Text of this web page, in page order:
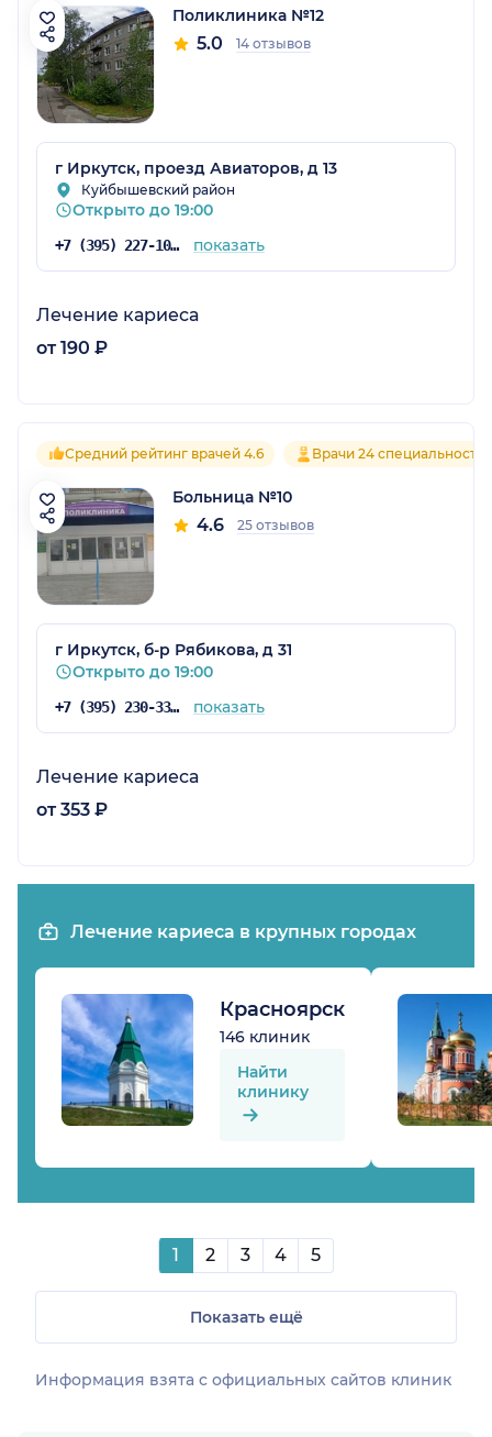
Поликлиника №12
5.0 14 отзывов
г Иркутск, проезд Авиаторов, д 13
Куйбышевский район
Открыто до 19:00
+7 (395) 227-10-20 показать
Лечение кариеса
от 190 ₽
Средний рейтинг врачей 4.6 Врачи 24
Больница №10
4.6 25 отзывов
г Иркутск, б-р Рябикова, д 31
Открыто до 19:00
+7 (395) 230-33-52 показать
Лечение кариеса
от 353 ₽
Лечение кариеса в крупных городах
Красноярск
146 клиник
Найти
клинику
1 2 3 4 5
Показать ещё
Информация взята c официальных сайтов клиник